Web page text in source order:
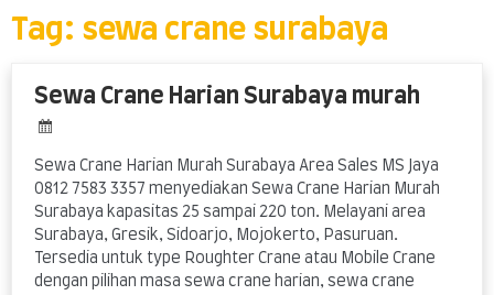
content
Tag: sewa crane surabaya
Sewa Crane Harian Surabaya murah
Sewa Crane Harian Murah Surabaya Area Sales MS Jaya
0812 7583 3357 menyediakan Sewa Crane Harian Murah
Surabaya kapasitas 25 sampai 220 ton. Melayani area
Surabaya, Gresik, Sidoarjo, Mojokerto, Pasuruan.
Tersedia untuk type Roughter Crane atau Mobile Crane
dengan pilihan masa sewa crane harian, sewa crane